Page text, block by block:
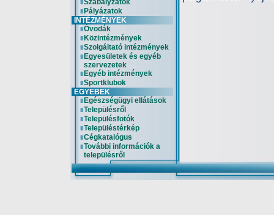
Szabályzatok
Pályázatok
INTÉZMÉNYEK
Óvodák
Közintézmények
Szolgáltató intézmények
Egyesületek és egyéb
szervezetek
Egyéb intézmények
Sportklubok
EGYEBEK
Egészségügyi ellátások
Településről
Településfotók
Településtérkép
Cégkatalógus
További információk a
településről